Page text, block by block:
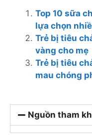
Top 10 sữa
lựa chọn
Trẻ bị tiêu
vàng cho mẹ
Trẻ bị tiêu
mau chóng
Nguồn tham